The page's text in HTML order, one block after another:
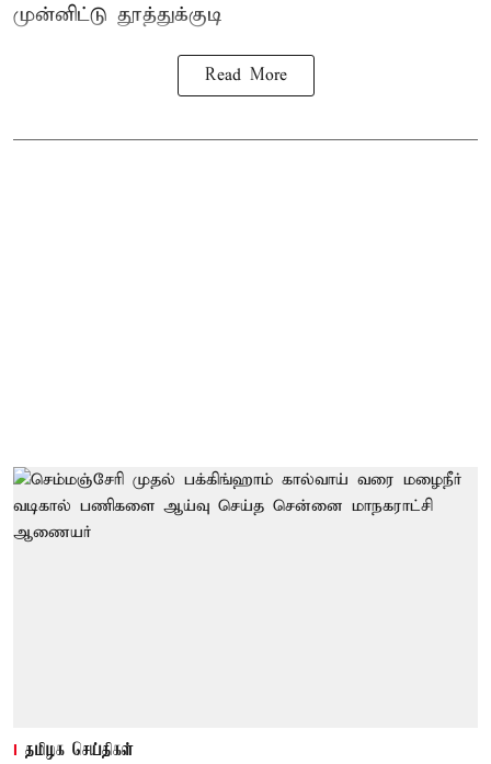
முன்னிட்டு தூத்துக்குடி
Read More
தமிழக செய்திகள்